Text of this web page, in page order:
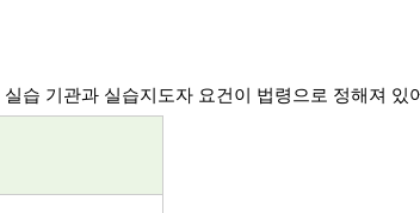
실습 기관과 실습지도자 요건이 법령으로 정해져 있